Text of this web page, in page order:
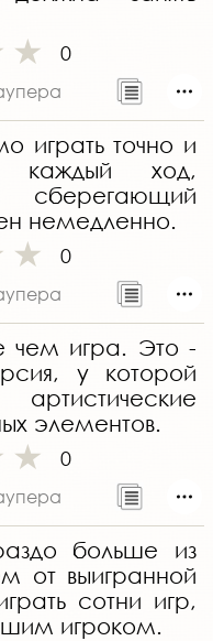
0
играть точно и
каждый ход,
сберегающий
немедленно.
0
чем игра. Это -
у которой
элементов.
0
больше из
от выигранной
сотни игр,
игроком.